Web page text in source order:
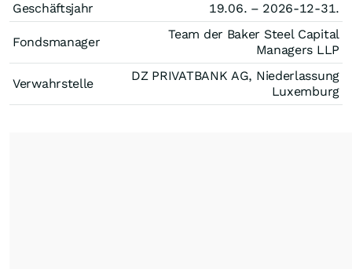
Geschäftsjahr
19.06. – 2026-12-31.
Fondsmanager
Team der Baker Steel Capital
Managers LLP
Verwahrstelle
DZ PRIVATBANK AG, Niederlassung
Luxemburg